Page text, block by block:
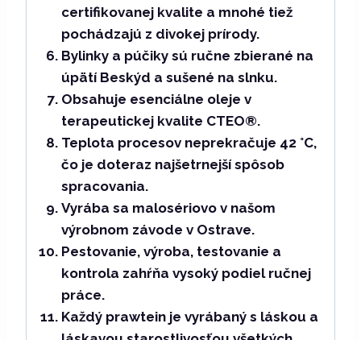
certifikovanej kvalite a mnohé tiež
pochádzajú z divokej prírody.
Bylinky a púčiky sú ručne zbierané na
úpätí Beskýd a sušené na slnku.
Obsahuje esenciálne oleje v
terapeutickej kvalite CTEO®.
Teplota procesov neprekračuje 42 °C,
čo je doteraz najšetrnejší spôsob
spracovania.
Vyrába sa malosériovo v našom
výrobnom závode v Ostrave.
Pestovanie, výroba, testovanie a
kontrola zahŕňa vysoký podiel ručnej
práce.
Každý prawtein je vyrábaný s láskou a